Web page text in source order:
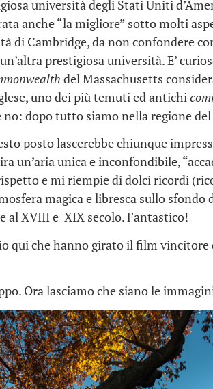
università degli Stati Uniti
anche “la migliore” sotto molti
di Cambridge, da non confondere
prestigiosa università. E’
del Massachusetts
uno dei più temuti ed antichi
no: dopo tutto siamo nella regione
posto lascerebbe chiunque
un’aria unica e inconfondibile,
e mi riempie di dolci ricordi
magica e libresca sullo
al XVIII e XIX secolo. Fantastico!
qui che hanno girato il film vincitore
Ora lasciamo che siano le